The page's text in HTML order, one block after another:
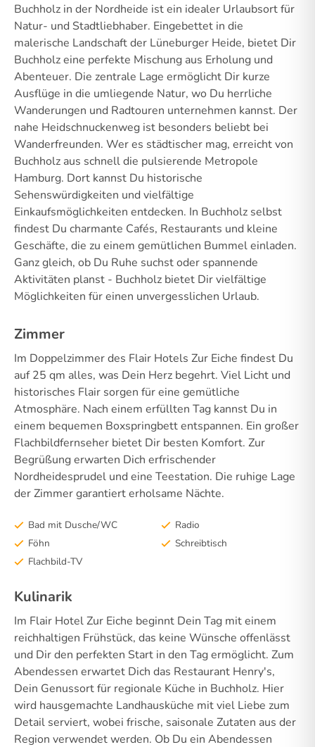
Buchholz in der Nordheide ist ein idealer Urlaubsort für
Natur- und Stadtliebhaber. Eingebettet in die
malerische Landschaft der Lüneburger Heide, bietet Dir
Buchholz eine perfekte Mischung aus Erholung und
Abenteuer. Die zentrale Lage ermöglicht Dir kurze
Ausflüge in die umliegende Natur, wo Du herrliche
Wanderungen und Radtouren unternehmen kannst. Der
nahe Heidschnuckenweg ist besonders beliebt bei
Wanderfreunden. Wer es städtischer mag, erreicht von
Buchholz aus schnell die pulsierende Metropole
Hamburg. Dort kannst Du historische
Sehenswürdigkeiten und vielfältige
Einkaufsmöglichkeiten entdecken. In Buchholz selbst
findest Du charmante Cafés, Restaurants und kleine
Geschäfte, die zu einem gemütlichen Bummel einladen.
Ganz gleich, ob Du Ruhe suchst oder spannende
Aktivitäten planst - Buchholz bietet Dir vielfältige
Möglichkeiten für einen unvergesslichen Urlaub.
Zimmer
Im Doppelzimmer des Flair Hotels Zur Eiche findest Du
auf 25 qm alles, was Dein Herz begehrt. Viel Licht und
historisches Flair sorgen für eine gemütliche
Atmosphäre. Nach einem erfüllten Tag kannst Du in
einem bequemen Boxspringbett entspannen. Ein großer
Flachbildfernseher bietet Dir besten Komfort. Zur
Begrüßung erwarten Dich erfrischender
Nordheidesprudel und eine Teestation. Die ruhige Lage
der Zimmer garantiert erholsame Nächte.
Bad mit Dusche/WC
Föhn
Flachbild-TV
Radio
Schreibtisch
Kulinarik
Im Flair Hotel Zur Eiche beginnt Dein Tag mit einem
reichhaltigen Frühstück, das keine Wünsche offenlässt
und Dir den perfekten Start in den Tag ermöglicht. Zum
Abendessen erwartet Dich das Restaurant Henry's,
Dein Genussort für regionale Küche in Buchholz. Hier
wird hausgemachte Landhausküche mit viel Liebe zum
Detail serviert, wobei frische, saisonale Zutaten aus der
Region verwendet werden. Ob Du ein Abendessen